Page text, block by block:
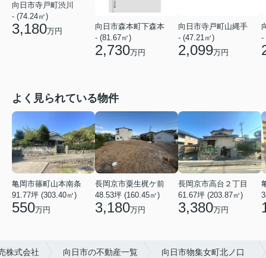
向日市寺戸町渋川
- (74.24㎡)
3,180万円
向日市森本町下森本
- (81.67㎡)
2,730万円
向日市寺戸町山縄手
- (47.21㎡)
2,099万円
-
よく見られている物件
亀岡市篠町山本南条
91.77坪 (303.40㎡)
550万円
長岡京市粟生梶ケ前
48.53坪 (160.45㎡)
3,180万円
長岡京市高台２丁目
61.67坪 (203.87㎡)
3,380万円
株式会社 向日市の不動産一覧 向日市物集女町北ノ口